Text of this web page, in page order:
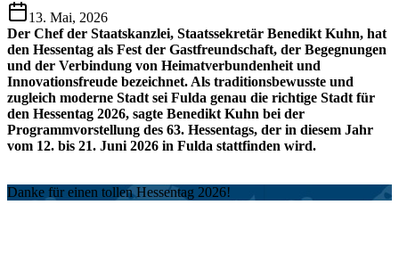
13. Mai, 2026
Der Chef der Staatskanzlei, Staatssekretär Benedikt Kuhn, hat
den Hessentag als Fest der Gastfreundschaft, der Begegnungen
und der Verbindung von Heimatverbundenheit und
Innovationsfreude bezeichnet. Als traditionsbewusste und
zugleich moderne Stadt sei Fulda genau die richtige Stadt für
den Hessentag 2026, sagte Benedikt Kuhn bei der
Programmvorstellung des 63. Hessentags, der in diesem Jahr
vom 12. bis 21. Juni 2026 in Fulda stattfinden wird.
Danke für einen tollen Hessentag 2026!